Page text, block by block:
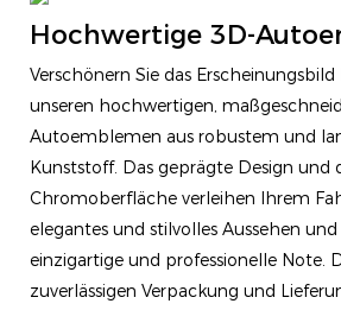
Hochwertige 3D-
Verschönern Sie das
unseren hochwertigen,
Autoemblemen aus robustem und
Kunststoff. Das geprägte Design und
Chromoberfläche verleihen Ihrem
elegantes und stilvolles Aussehen
einzigartige und professionelle Note.
zuverlässigen Verpackung und